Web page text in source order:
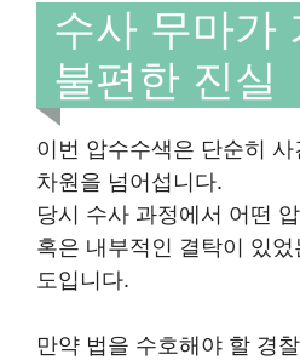
수사 무마가
불편한 진실
이번 압수수색은 단순히
차원을 넘어섭니다.
당시 수사 과정에서 어떤
혹은 내부적인 결탁이 있
도입니다.
만약 법을 수호해야 할 경